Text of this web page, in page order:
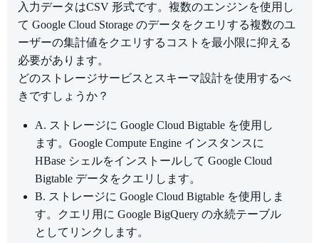
入力データはCSV 形式です。複数のエンジンを使用し
て Google Cloud Storage のデータをクエリする複数のユ
ーザーの集計値をクエリするコストを最小限に抑える
必要があります。
どのストレージサービスとスキーマ設計を使用するべ
きですしょうか？
A. ストレージに Google Cloud Bigtable を使用し
ます。Google Compute Engine インスタンスに
HBase シェルをインストールして Google Cloud
Bigtable データをクエリします。
B. ストレージに Google Cloud Bigtable を使用しま
す。クエリ用に Google BigQuery の永続テーブル
としてリンクします。